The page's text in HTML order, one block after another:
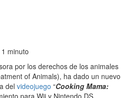
1 minuto
por los derechos de los animales
of Animals), ha dado un nuevo
del videojuego “Cooking Mama:
para Wii y Nintendo DS.